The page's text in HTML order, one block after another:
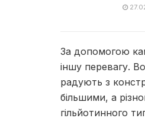
За допомогою
іншу перевагу.
радують з
більшими, а
гільйотинного